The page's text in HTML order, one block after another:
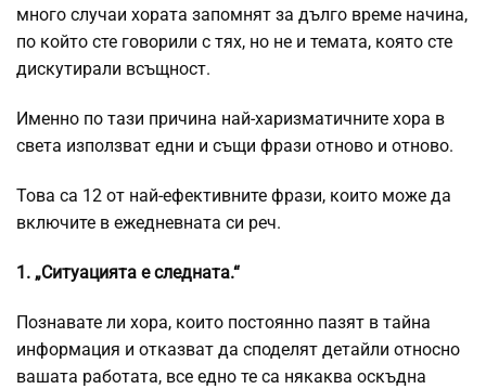
много случаи хората запомнят за дълго време начина,
по който сте говорили с тях, но не и темата, която сте
дискутирали всъщност.
Именно по тази причина най-харизматичните хора в
света използват едни и същи фрази отново и отново.
Това са 12 от най-ефективните фрази, които може да
включите в ежедневната си реч.
1. „Ситуацията е следната.“
Познавате ли хора, които постоянно пазят в тайна
информация и отказват да споделят детайли относно
вашата работата, все едно те са някаква оскъдна